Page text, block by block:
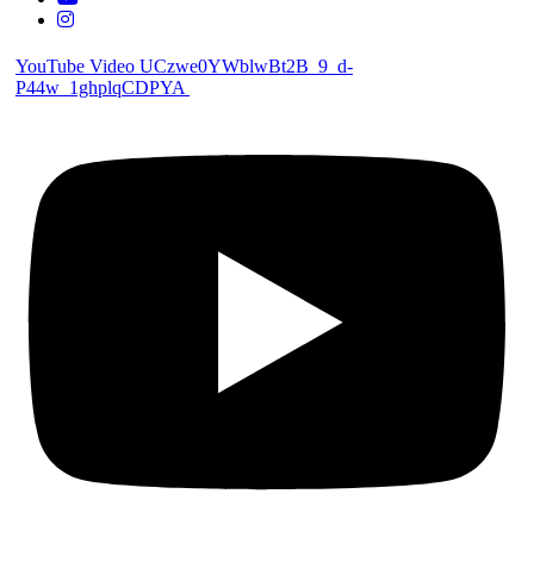
YouTube Video UCzwe0YWblwBt2B_9_d-
P44w_1ghplqCDPYA